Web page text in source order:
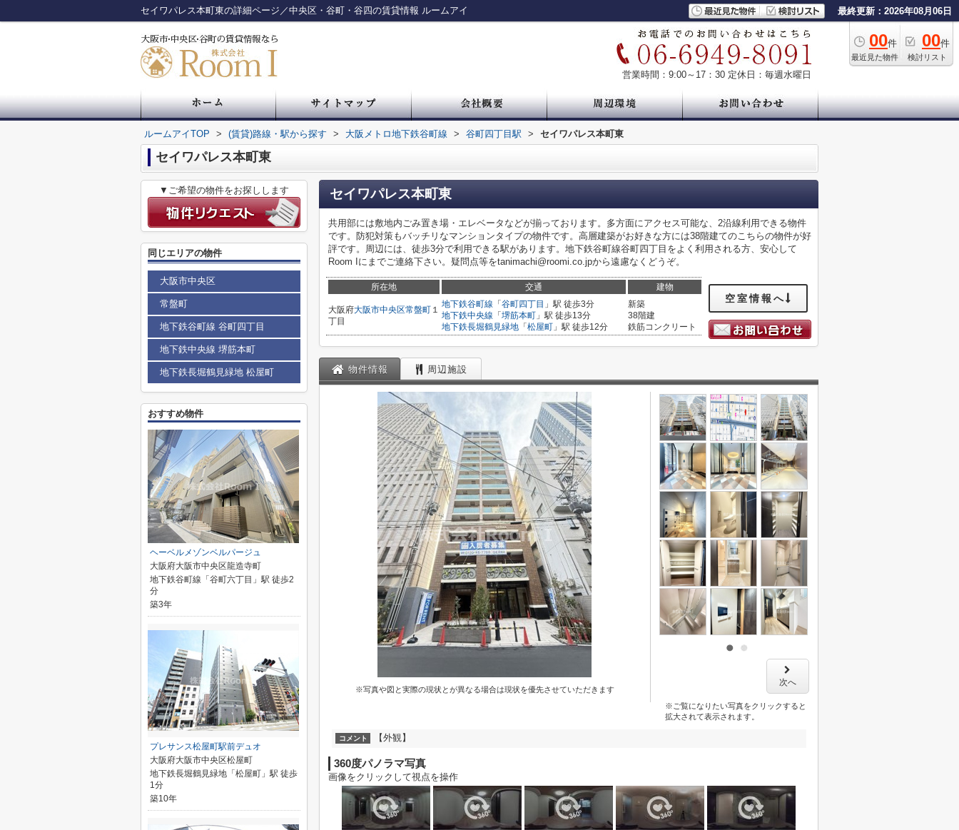
セイワパレス本町東の詳細ページ／中央区・谷町・谷四の賃貸情報 ルームアイ 最終更新：2026年08月06日
00件
最近見た物件
00件
検討リスト
営業時間：9:00～17：30 定休日：毎週水曜日
ルームアイTOP > (賃貸)路線・駅から探す > 大阪メトロ地下鉄谷町線 > 谷町四丁目駅 > セイワパレス本町東
セイワパレス本町東
セイワパレス本町東
共用部には敷地内ごみ置き場・エレベータなどが揃っております。多方面にアクセス可能な、2沿線利用できる物件
です。防犯対策もバッチリなマンションタイプの物件です。高層建築がお好きな方には38階建てのこちらの物件が好
評です。周辺には、徒歩3分で利用できる駅があります。地下鉄谷町線谷町四丁目をよく利用される方、安心して
Room Iにまでご連絡下さい。疑問点等をtanimachi@roomi.co.jpから遠慮なくどうぞ。
所在地 交通 建物
大阪府大阪市中央区常盤町 １
丁目
地下鉄谷町線 「 谷町四丁目 」駅 徒歩3分
地下鉄中央線 「 堺筋本町 」駅 徒歩13分
地下鉄長堀鶴見緑地 「 松屋町 」駅 徒歩12分
新築
38階建
鉄筋コンクリート
空室情報へ
物件情報 周辺施設
※写真や図と実際の現状とが異なる場合は現状を優先させていただきます
次へ
※ご覧になりたい写真をクリックすると
拡大されて表示されます。
コメント 【外観】
360度パノラマ写真
画像をクリックして視点を操作
▼ご希望の物件をお探しします
同じエリアの物件
大阪市中央区
常盤町
地下鉄谷町線 谷町四丁目
地下鉄中央線 堺筋本町
地下鉄長堀鶴見緑地 松屋町
おすすめ物件
ヘーベルメゾンベルパージュ
大阪府大阪市中央区龍造寺町
地下鉄谷町線「谷町六丁目」駅 徒歩2
分
築3年
プレサンス松屋町駅前デュオ
大阪府大阪市中央区松屋町
地下鉄長堀鶴見緑地「松屋町」駅 徒歩
1分
築10年